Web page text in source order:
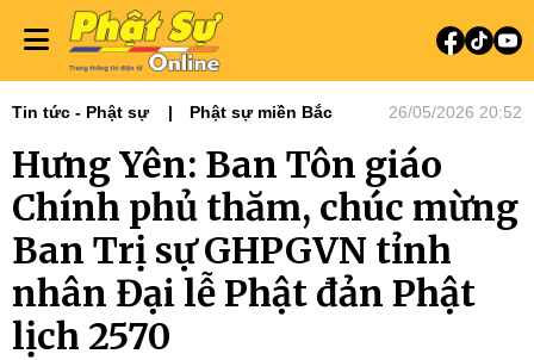
Tin tức - Phật sự Phật sự miền Bắc 26/05/2026 20:52
Hưng Yên: Ban Tôn giáo
Chính phủ thăm, chúc mừng
Ban Trị sự GHPGVN tỉnh
nhân Đại lễ Phật đản Phật
lịch 2570